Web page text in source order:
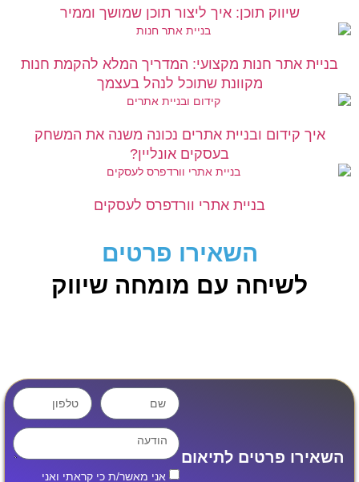
שיווק תוכן: איך ליצור תוכן שמושך וממיר
אתר חנות מקצועי: המדריך המלא להקמת חנות
מקוונת שתוכל לנהל בעצמך
קידום ובניית אתרים נכונה משנה את המשחק
בעסקים אונליין?
בניית אתרי וורדפרס לעסקים
השאירו פרטים
לשיחה עם מומחה שיווק
פרטים לתיאום
אני מאשר/ת כי קראתי ואני